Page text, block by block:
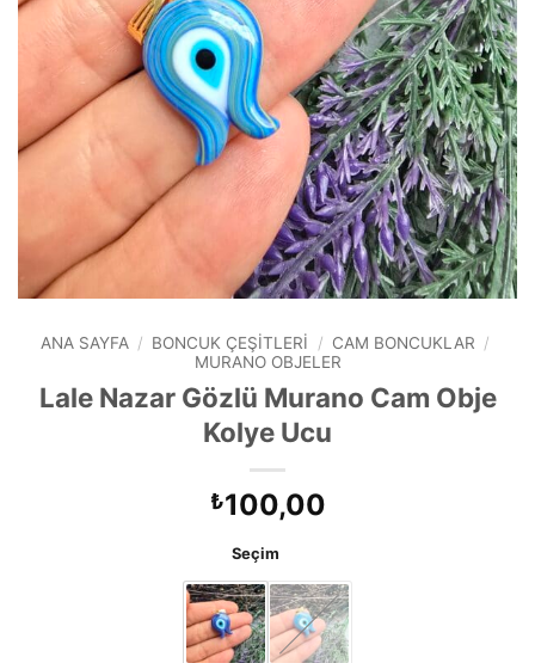
ANA SAYFA / BONCUK ÇEŞITLERI / CAM BONCUKLAR /
MURANO OBJELER
Lale Nazar Gözlü Murano Cam Obje
Kolye Ucu
₺100,00
Seçim